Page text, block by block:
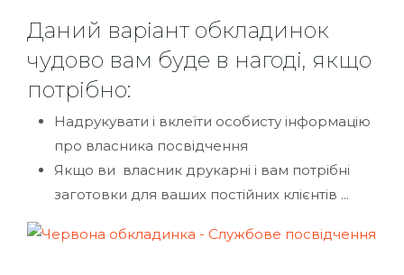
Даний варіант обкладинок
чудово вам буде в нагоді, якщо
потрібно:
Надрукувати і вклеїти особисту інформацію
про власника посвідчення
Якщо ви власник друкарні і вам потрібні
заготовки для ваших постійних клієнтів ...